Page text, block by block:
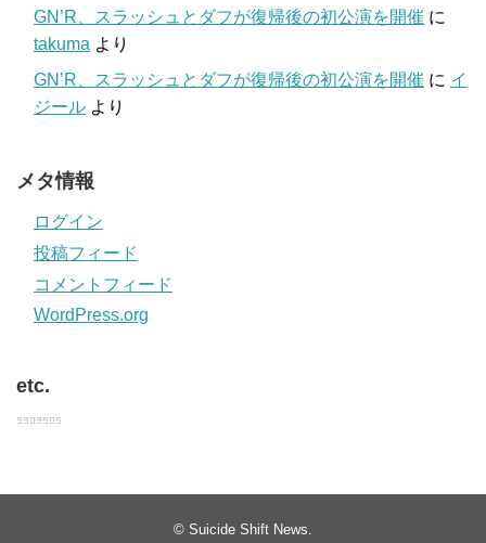
GN’R、スラッシュとダフが復帰後の初公演を開催 に
takuma より
GN’R、スラッシュとダフが復帰後の初公演を開催 に イ
ジール より
メタ情報
ログイン
投稿フィード
コメントフィード
WordPress.org
etc.
© Suicide Shift News.